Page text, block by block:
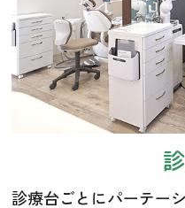
診療台ごとにパーテー